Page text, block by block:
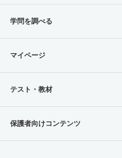
学問を調べる
マイページ
テスト・教材
保護者向けコンテンツ